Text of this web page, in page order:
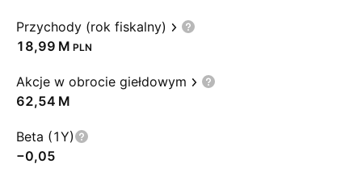
Przychody (rok fiskalny)
‪18,99 M‬ PLN
Akcje w obrocie giełdowym
‪62,54 M‬
Beta (1Y)
−0,05